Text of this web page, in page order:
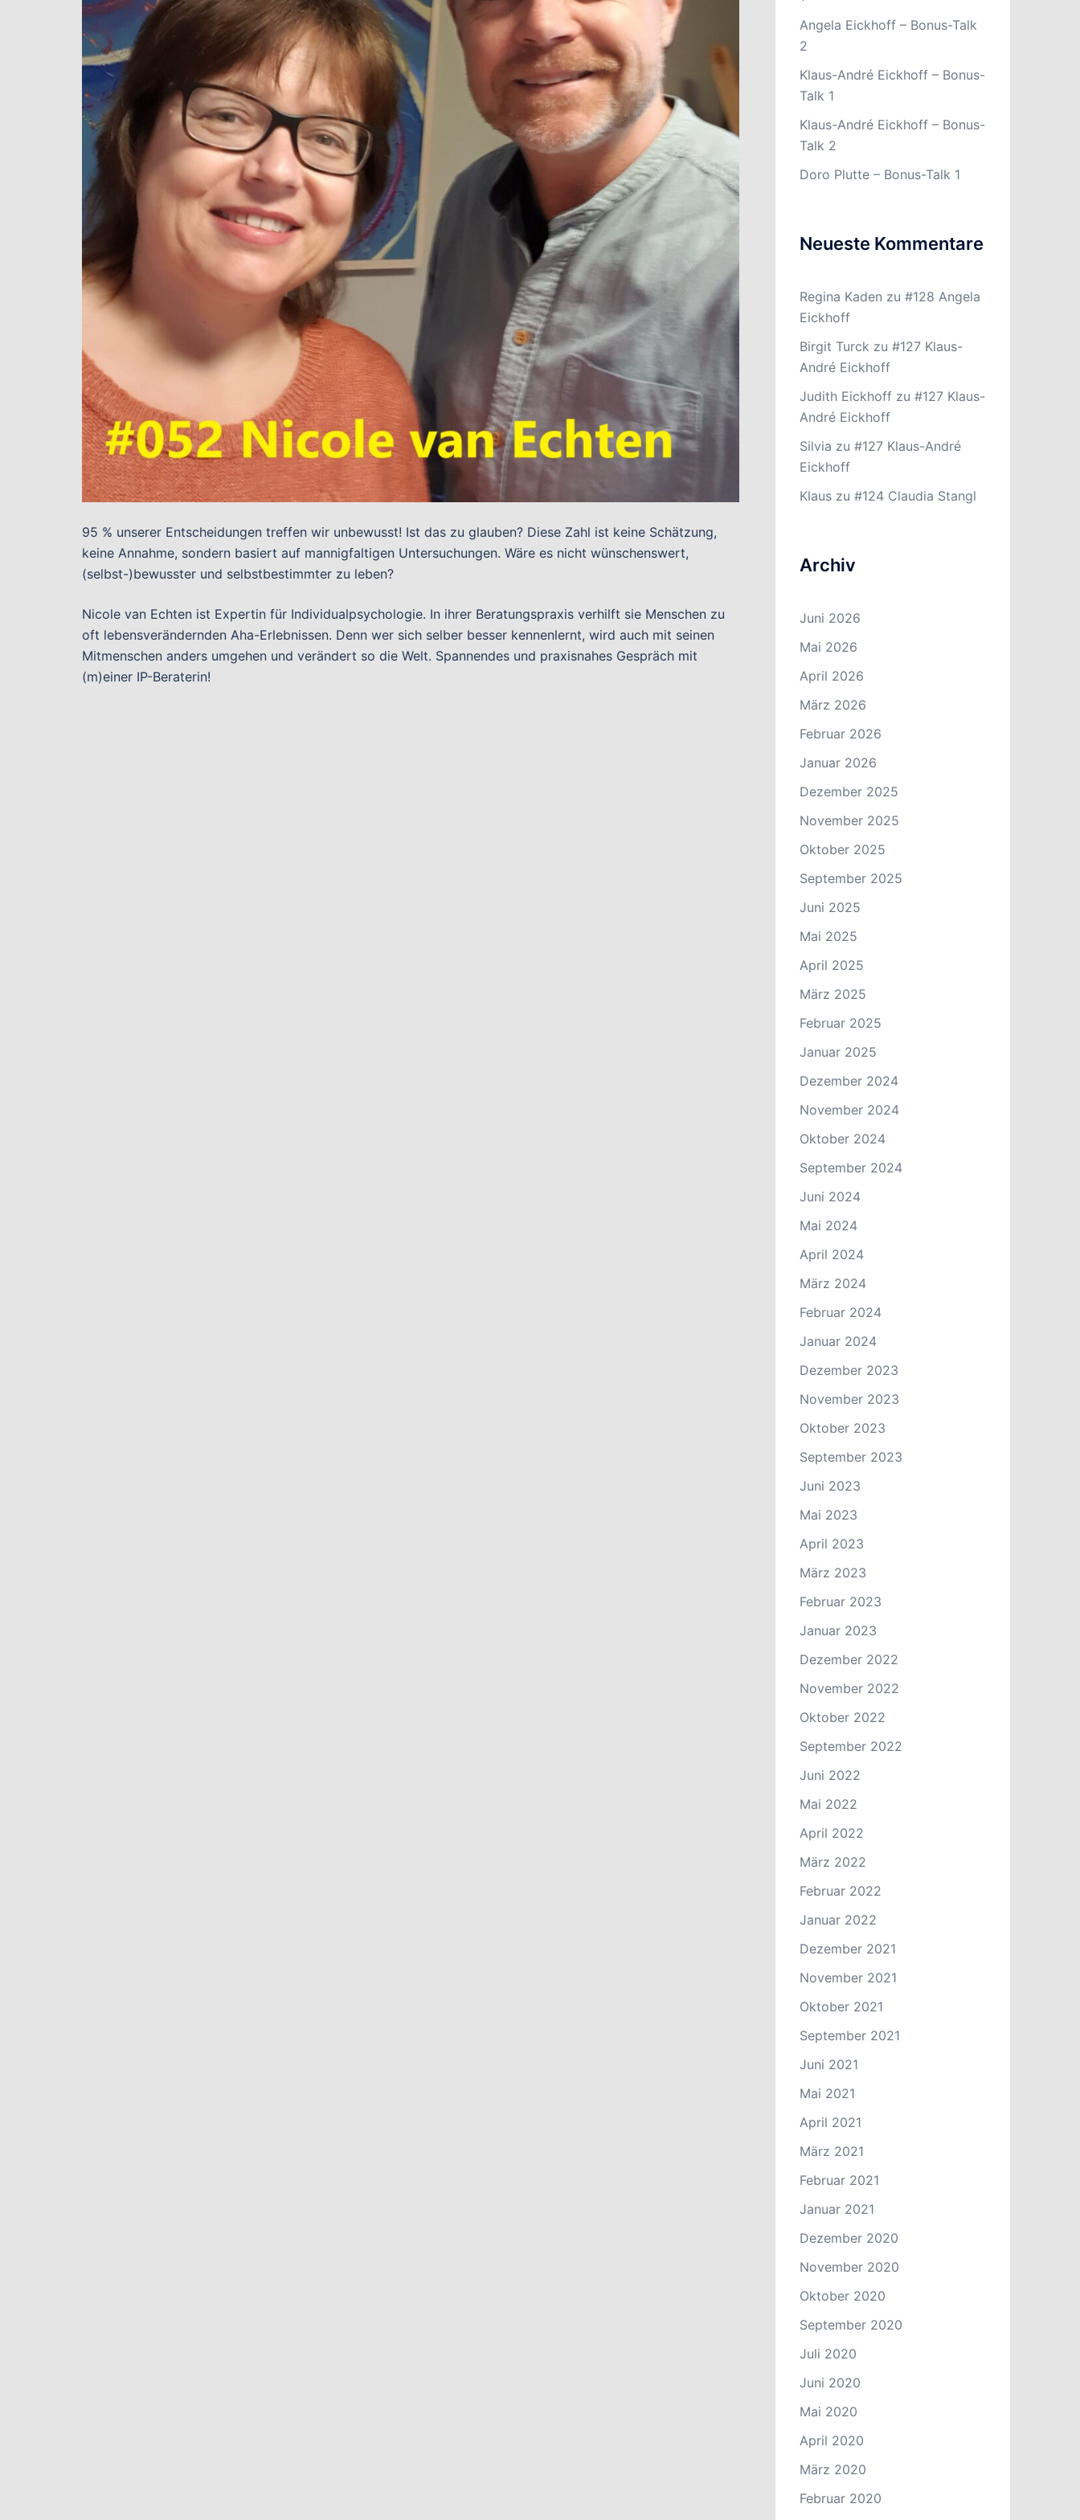
95 % unserer Entscheidungen treffen wir unbewusst! Ist das zu glauben? Diese Zahl ist keine Schätzung,
keine Annahme, sondern basiert auf mannigfaltigen Untersuchungen. Wäre es nicht wünschenswert,
(selbst-)bewusster und selbstbestimmter zu leben?
Nicole van Echten ist Expertin für Individualpsychologie. In ihrer Beratungspraxis verhilft sie Menschen zu
oft lebensverändernden Aha-Erlebnissen. Denn wer sich selber besser kennenlernt, wird auch mit seinen
Mitmenschen anders umgehen und verändert so die Welt. Spannendes und praxisnahes Gespräch mit
(m)einer IP-Beraterin!
Angela Eickhoff – Bonus-Talk
2
Klaus-André Eickhoff – Bonus-
Talk 1
Klaus-André Eickhoff – Bonus-
Talk 2
Doro Plutte – Bonus-Talk 1
Neueste Kommentare
Regina Kaden zu #128 Angela
Eickhoff
Birgit Turck zu #127 Klaus-
André Eickhoff
Judith Eickhoffzu #127 Klaus-
André Eickhoff
Silvia zu #127 Klaus-André
Eickhoff
Klauszu #124 Claudia Stangl
Archiv
Juni 2026
Mai 2026
April 2026
März 2026
Februar 2026
Januar 2026
Dezember 2025
November 2025
Oktober 2025
September 2025
Juni 2025
Mai 2025
April 2025
März 2025
Februar 2025
Januar 2025
Dezember 2024
November 2024
Oktober 2024
September 2024
Juni 2024
Mai 2024
April 2024
März 2024
Februar 2024
Januar 2024
Dezember 2023
November 2023
Oktober 2023
September 2023
Juni 2023
Mai 2023
April 2023
März 2023
Februar 2023
Januar 2023
Dezember 2022
November 2022
Oktober 2022
September 2022
Juni 2022
Mai 2022
April 2022
März 2022
Februar 2022
Januar 2022
Dezember 2021
November 2021
Oktober 2021
September 2021
Juni 2021
Mai 2021
April 2021
März 2021
Februar 2021
Januar 2021
Dezember 2020
November 2020
Oktober 2020
September 2020
Juli 2020
Juni 2020
Mai 2020
April 2020
März 2020
Februar 2020